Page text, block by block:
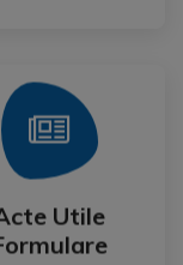
Utile
Acte Utile
Formulare
Mai Mult